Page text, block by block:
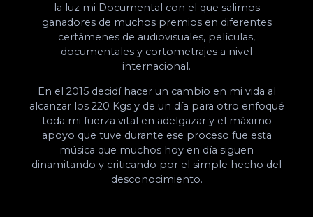
la luz mi Documental con el que salimos
ganadores de muchos premios en diferentes
certámenes de audiovisuales, películas,
documentales y cortometrajes a nivel
internacional.
En el 2015 decidí hacer un cambio en mi vida al
alcanzar los 220 Kgs y de un día para otro enfoqué
toda mi fuerza vital en adelgazar y el máximo
apoyo que tuve durante ese proceso fue esta
música que muchos hoy en día siguen
dinamitando y criticando por el simple hecho del
desconocimiento.